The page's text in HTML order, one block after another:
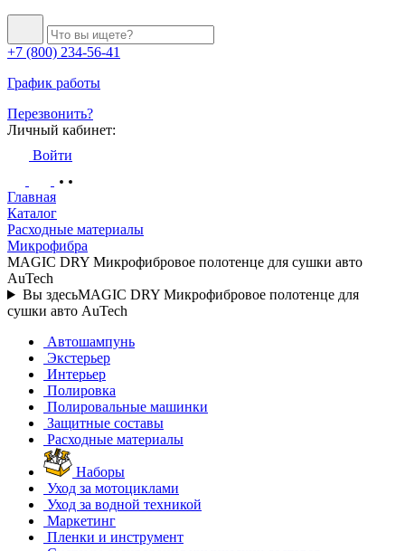
+7 (800) 234-56-41
График работы
Перезвонить?
Личный кабинет:
Войти
Главная
Каталог
Расходные материалы
Микрофибра
MAGIC DRY Микрофибровое полотенце для сушки авто
AuTech
Вы здесьMAGIC DRY Микрофибровое полотенце для
сушки авто AuTech
Автошампунь
Экстерьер
Интерьер
Полировка
Полировальные машинки
Защитные составы
Расходные материалы
Наборы
Уход за мотоциклами
Уход за водной техникой
Маркетинг
Пленки и инструмент